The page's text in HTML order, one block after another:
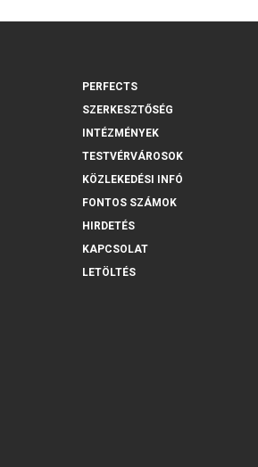
PERFECTS
SZERKESZTŐSÉG
INTÉZMÉNYEK
TESTVÉRVÁROSOK
KÖZLEKEDÉSI INFÓ
FONTOS SZÁMOK
HIRDETÉS
KAPCSOLAT
LETÖLTÉS